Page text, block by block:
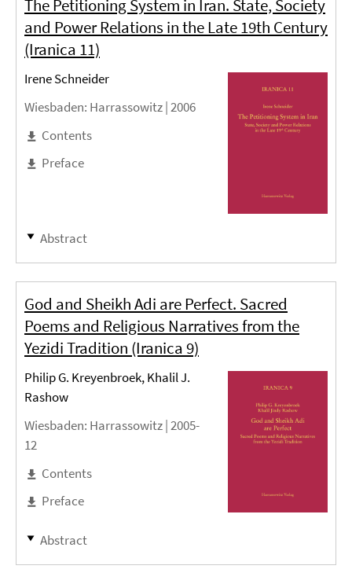
The Petitioning System in Iran. State, Society
and Power Relations in the Late 19th Century
(Iranica 11)
Irene Schneider
Wiesbaden: Harrassowitz |2006
Contents
Preface
Abstract
God and Sheikh Adi are Perfect. Sacred
Poems and Religious Narratives from the
Yezidi Tradition (Iranica 9)
Philip G. Kreyenbroek, Khalil J.
Rashow
Wiesbaden: Harrassowitz |2005-
12
Contents
Preface
Abstract